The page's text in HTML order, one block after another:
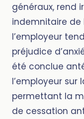
généraux, rend
indemnitaire
l’employeur
préjudice
été conclue
l’employeur
permettant la
de cessation